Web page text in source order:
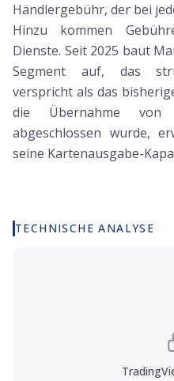
Händlergebühr, der bei
Hinzu kommen
Dienste. Seit 2025 baut
Segment auf, das
verspricht als das
die Übernahme von
abgeschlossen wurde,
seine Kartenausgabe-
TECHNISCHE ANALYSE